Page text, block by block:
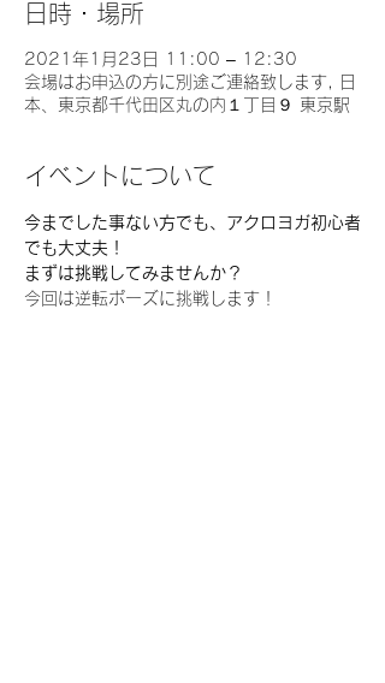
日時・場所
2021年1月23日 11:00 – 12:30
会場はお申込の方に別途ご連絡致します, 日
本、東京都千代田区丸の内１丁目９ 東京駅
イベントについて
今までした事ない方でも、アクロヨガ初心者
でも大丈夫！
まずは挑戦してみませんか？
今回は逆転ポーズに挑戦します！